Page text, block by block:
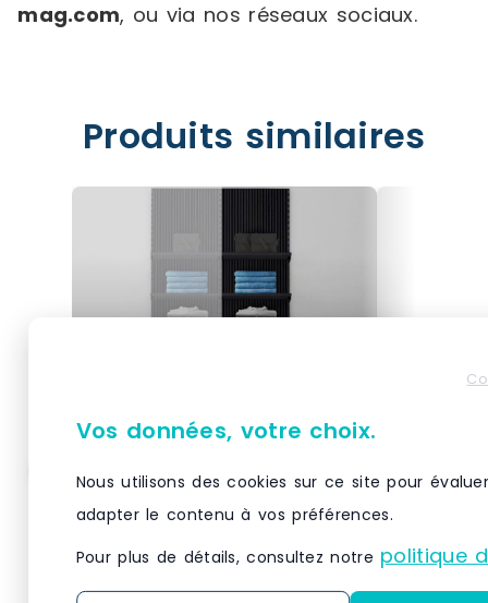
mag.com, ou via nos réseaux sociaux.
Produits similaires
Élément suivant Vertigo
noir/noir 5 tablettes
À associer à un élément de
départ Vertigo coordonné : une
Élément
À associer
départ
Vos données, votre choix.
Nous utilisons des cookies sur ce site pour
adapter le contenu à vos préférences.
Pour plus de détails, consultez notre politique